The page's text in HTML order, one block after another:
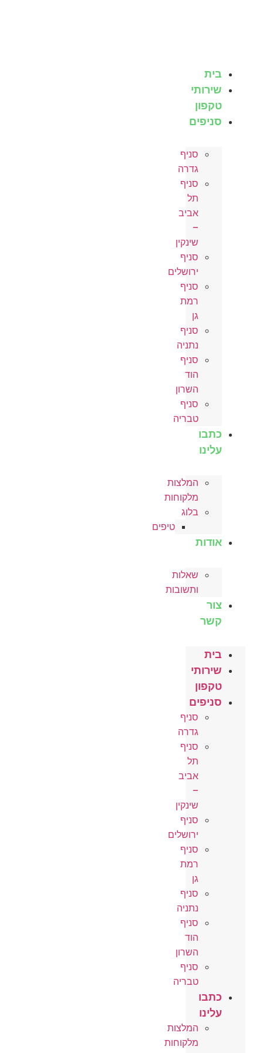
בית
שירותי
טקפון
סניפים
סניף
גדרה
סניף
תל
אביב
–
שינקין
סניף
ירושלים
סניף
רמת
גן
סניף
נתניה
סניף
הוד
השרון
סניף
טבריה
כתבו
עלינו
המלצות
מלקוחות
בלוג
טיפים
אודות
שאלות
ותשובות
צור
קשר
בית
שירותי
טקפון
סניפים
סניף
גדרה
סניף
תל
אביב
–
שינקין
סניף
ירושלים
סניף
רמת
גן
סניף
נתניה
סניף
הוד
השרון
סניף
טבריה
כתבו
עלינו
המלצות
מלקוחות